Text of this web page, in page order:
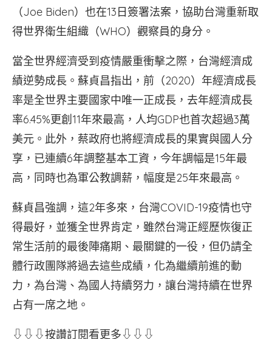
（Joe Biden）也在13日簽署法案，協助台灣重新取
得世界衛生組織（WHO）觀察員的身分。
當全世界經濟受到疫情嚴重衝擊之際，台灣經濟成
績逆勢成長。蘇貞昌指出，前（2020）年經濟成長
率是全世界主要國家中唯一正成長，去年經濟成長
率6.45%更創11年來最高，人均GDP也首次超過3萬
美元。此外，蔡政府也將經濟成長的果實與國人分
享，已連續6年調整基本工資，今年調幅是15年最
高，同時也為軍公教調薪，幅度是25年來最高。
蘇貞昌強調，這2年多來，台灣COVID-19疫情也守
得最好，並獲全世界肯定，雖然台灣正經歷恢復正
常生活前的最後陣痛期、最關鍵的一役，但仍請全
體行政團隊將過去這些成績，化為繼續前進的動
力，為台灣、為國人持續努力，讓台灣持續在世界
占有一席之地。
⇩⇩⇩按讚訂閱看更多⇩⇩⇩